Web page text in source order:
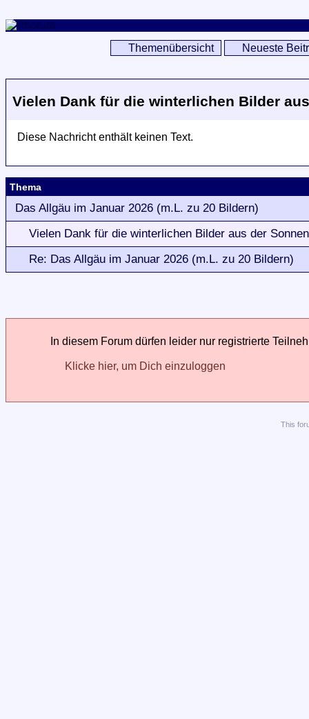
Themenübersicht Neueste
Vielen Dank für die winterlichen Bilder
Diese Nachricht enthält keinen Text.
Thema
Das Allgäu im Januar 2026 (m.L. zu 20 Bildern)
Vielen Dank für die winterlichen Bilder aus der
Re: Das Allgäu im Januar 2026 (m.L. zu 20 Bildern)
In diesem Forum dürfen leider nur registrierte
Klicke hier, um Dich einzuloggen
This